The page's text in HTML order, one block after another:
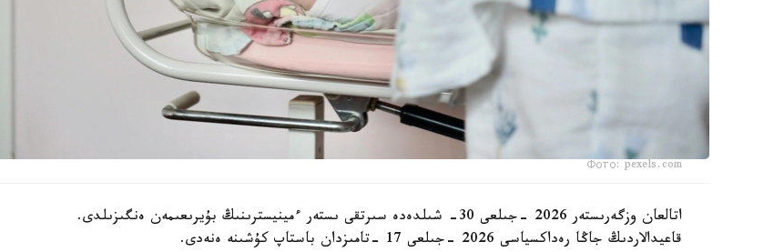
Фото: pexels.com
اتالعان وزگەرىستەر 2026 -جىلعى 30- شىلدەدە سىرتقى ىستەر ءمينيسترىنىڭ بۇيرىعىمەن ەنگىزىلدى.
قاعيدالاردىڭ جاڭا رەداكسياسى 2026 -جىلعى 17 -تامىزدان باستاپ كۇشىنە ەنەدى.